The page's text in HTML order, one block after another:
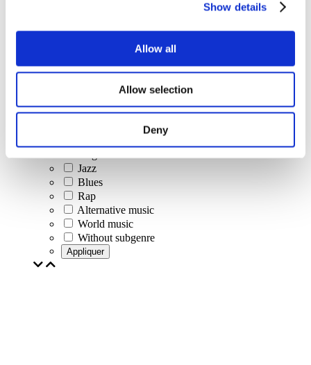
Show details
Allow all
Allow selection
Deny
Concerts
Classical music
Jazz and Blues
Israeli music
Author song
Our special offer
Jazz
Blues
Rap
Alternative music
World music
Without subgenre
Appliquer